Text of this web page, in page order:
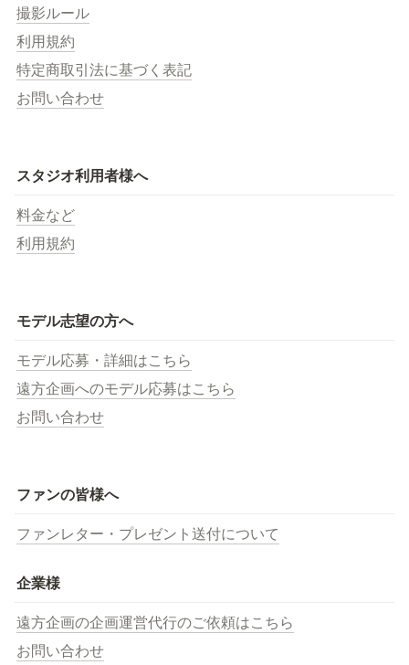
撮影ルール
利用規約
特定商取引法に基づく表記
お問い合わせ
スタジオ利用者様へ
料金など
利用規約
モデル志望の方へ
モデル応募・詳細はこちら
遠方企画へのモデル応募はこちら
お問い合わせ
ファンの皆様へ
ファンレター・プレゼント送付について
企業様
遠方企画の企画運営代行のご依頼はこちら
お問い合わせ